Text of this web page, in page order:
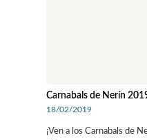
Carnabals de Nerín
18/02/2019
¡Ven a los Carnabals de